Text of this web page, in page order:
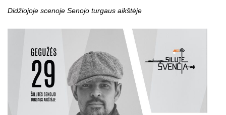
Didžiojoje scenoje Senojo turgaus aikštėje